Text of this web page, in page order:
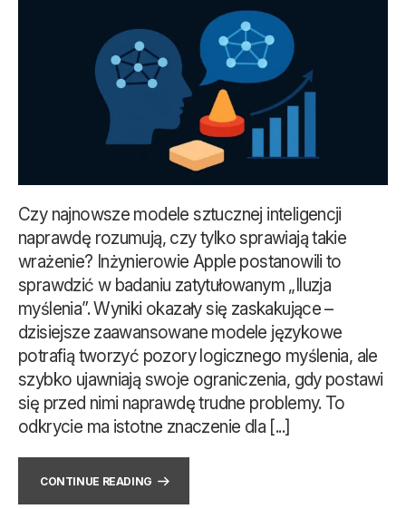
Czy najnowsze modele sztucznej inteligencji
naprawdę rozumują, czy tylko sprawiają takie
wrażenie? Inżynierowie Apple postanowili to
sprawdzić w badaniu zatytułowanym „Iluzja
myślenia”. Wyniki okazały się zaskakujące –
dzisiejsze zaawansowane modele językowe
potrafią tworzyć pozory logicznego myślenia, ale
szybko ujawniają swoje ograniczenia, gdy postawi
się przed nimi naprawdę trudne problemy. To
odkrycie ma istotne znaczenie dla [...]
CONTINUE READING